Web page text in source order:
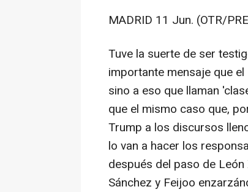
MADRID 11 Jun. (OTR/
Tuve la suerte de ser
importante mensaje que
sino a eso que llaman
que el mismo caso que,
Trump a los discursos
lo van a hacer los
después del paso de
Sánchez y Feijoo